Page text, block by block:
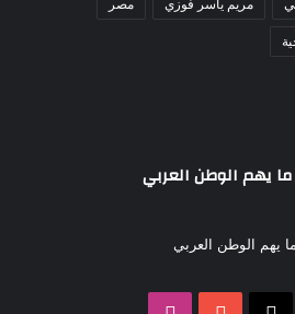
مريم ياسر فوزي مصر
ما يهم الوطن العربي